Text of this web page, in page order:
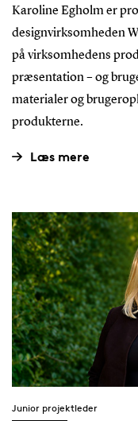
Karoline Egholm er
designvirksomheden
på virksomhedens
præsentation – og
materialer og
produkterne.
Læs mere
Junior projektleder